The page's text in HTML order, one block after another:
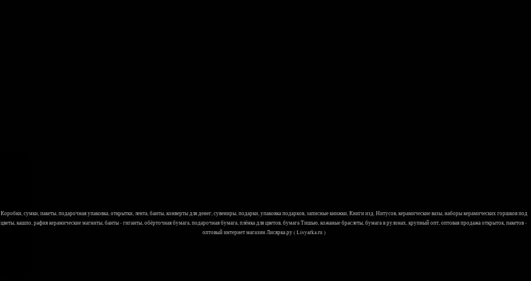
Коробки, сумки, пакеты, подарочная упаковка, открытки, лента, банты, конверты для денег, сувениры, подарки, упаковка подарков, записные книжки, Книги изд. Нитусов, керамические вазы, наборы керамических горшков под
цветы, кашпо, рафия керамические магниты, банты - гиганты, обёрточная бумага, подарочная бумага, плёнка для цветов, бумага Тишью, кожаные браслеты, бумага в рулонах, крупный опт, оптовая продажа открыток, пакетов -
оптовый интернет магазин Лисярка.ру ( Lisyarka.ru )